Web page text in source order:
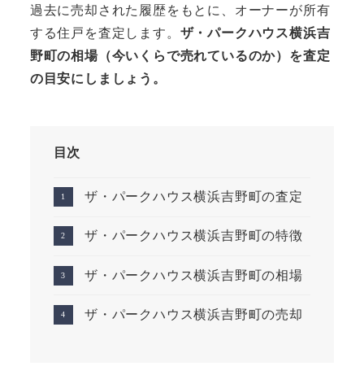
過去に売却された履歴をもとに、オーナーが所有
する住戸を査定します。 ザ・パークハウス横浜吉
野町の相場（今いくらで売れているのか）を査定
の目安にしましょう。
目次
ザ・パークハウス横浜吉野町の査定
ザ・パークハウス横浜吉野町の特徴
ザ・パークハウス横浜吉野町の相場
ザ・パークハウス横浜吉野町の売却